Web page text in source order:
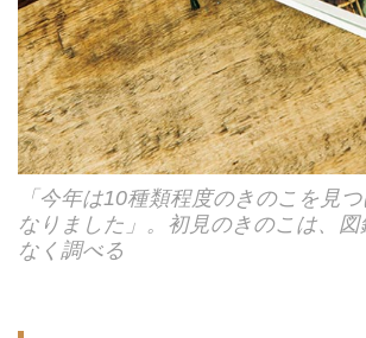
「今年は10種類程度のきのこを見
なりました」。初見のきのこは、
なく調べる